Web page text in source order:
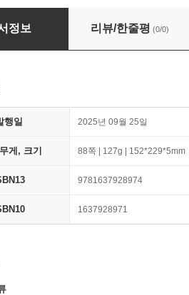
Nothing on You: Artificial
정보 리뷰/한줄평 (0/0)
행일 2025년 09월 25일
게, 크기 88쪽 | 127g | 152*229*5mm
9781637928974
1637928971